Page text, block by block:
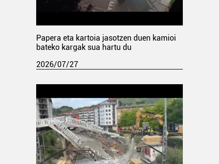
Papera eta kartoia jasotzen duen kamioi
bateko kargak sua hartu du
2026/07/27